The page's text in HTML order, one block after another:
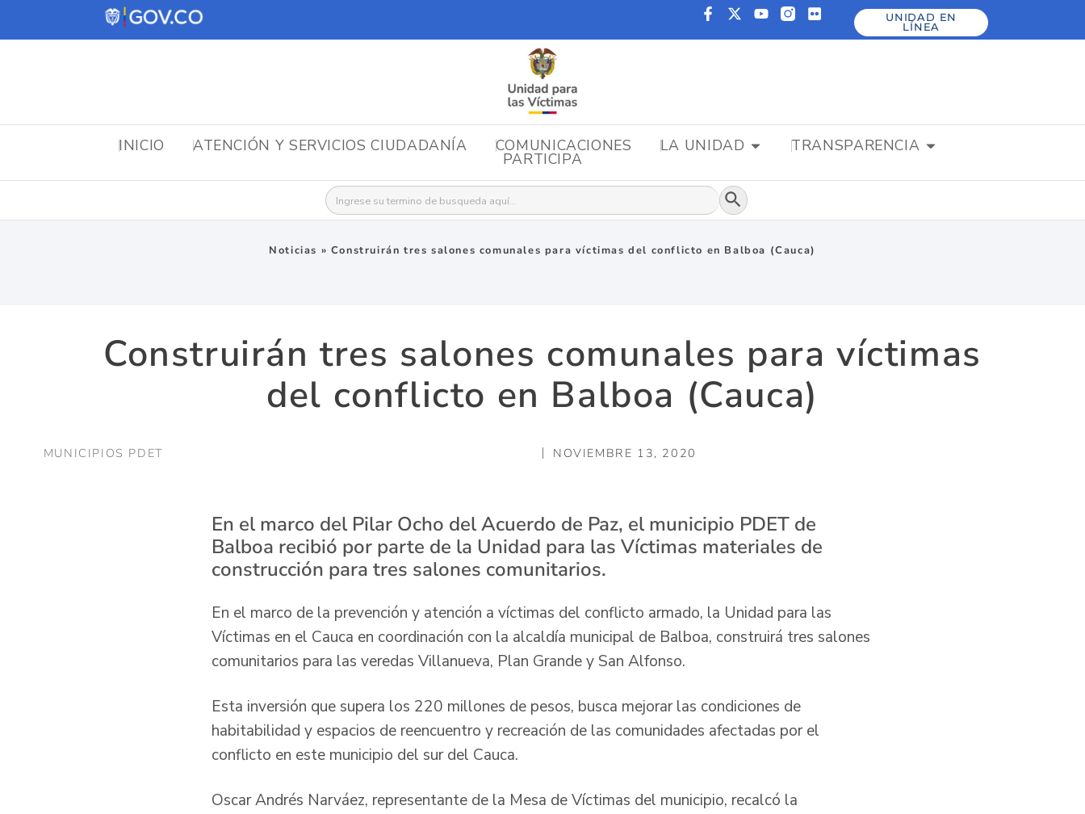
UNIDAD EN
LÍNEA
INICIO ATENCIÓN Y SERVICIOS CIUDADANÍA COMUNICACIONES LA UNIDAD TRANSPARENCIA
PARTICIPA
Buscar: Botón de búsqueda
Noticias » Construirán tres salones comunales para víctimas del conflicto en Balboa (Cauca)
Construirán tres salones comunales para víctimas
del conflicto en Balboa (Cauca)
MUNICIPIOS PDET NOVIEMBRE 13, 2020
En el marco del Pilar Ocho del Acuerdo de Paz, el municipio PDET de
Balboa recibió por parte de la Unidad para las Víctimas materiales de
construcción para tres salones comunitarios.
En el marco de la prevención y atención a víctimas del conflicto armado, la Unidad para las
Víctimas en el Cauca en coordinación con la alcaldía municipal de Balboa, construirá tres salones
comunitarios para las veredas Villanueva, Plan Grande y San Alfonso.
Esta inversión que supera los 220 millones de pesos, busca mejorar las condiciones de
habitabilidad y espacios de reencuentro y recreación de las comunidades afectadas por el
conflicto en este municipio del sur del Cauca.
Oscar Andrés Narváez, representante de la Mesa de Víctimas del municipio, recalcó la